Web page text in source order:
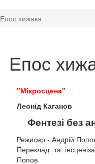
Епос хижака
Епос
"Мікросцена"
Леонід Каганов
Фентезі без
Режисер - Андрій
Переклад та
Попов